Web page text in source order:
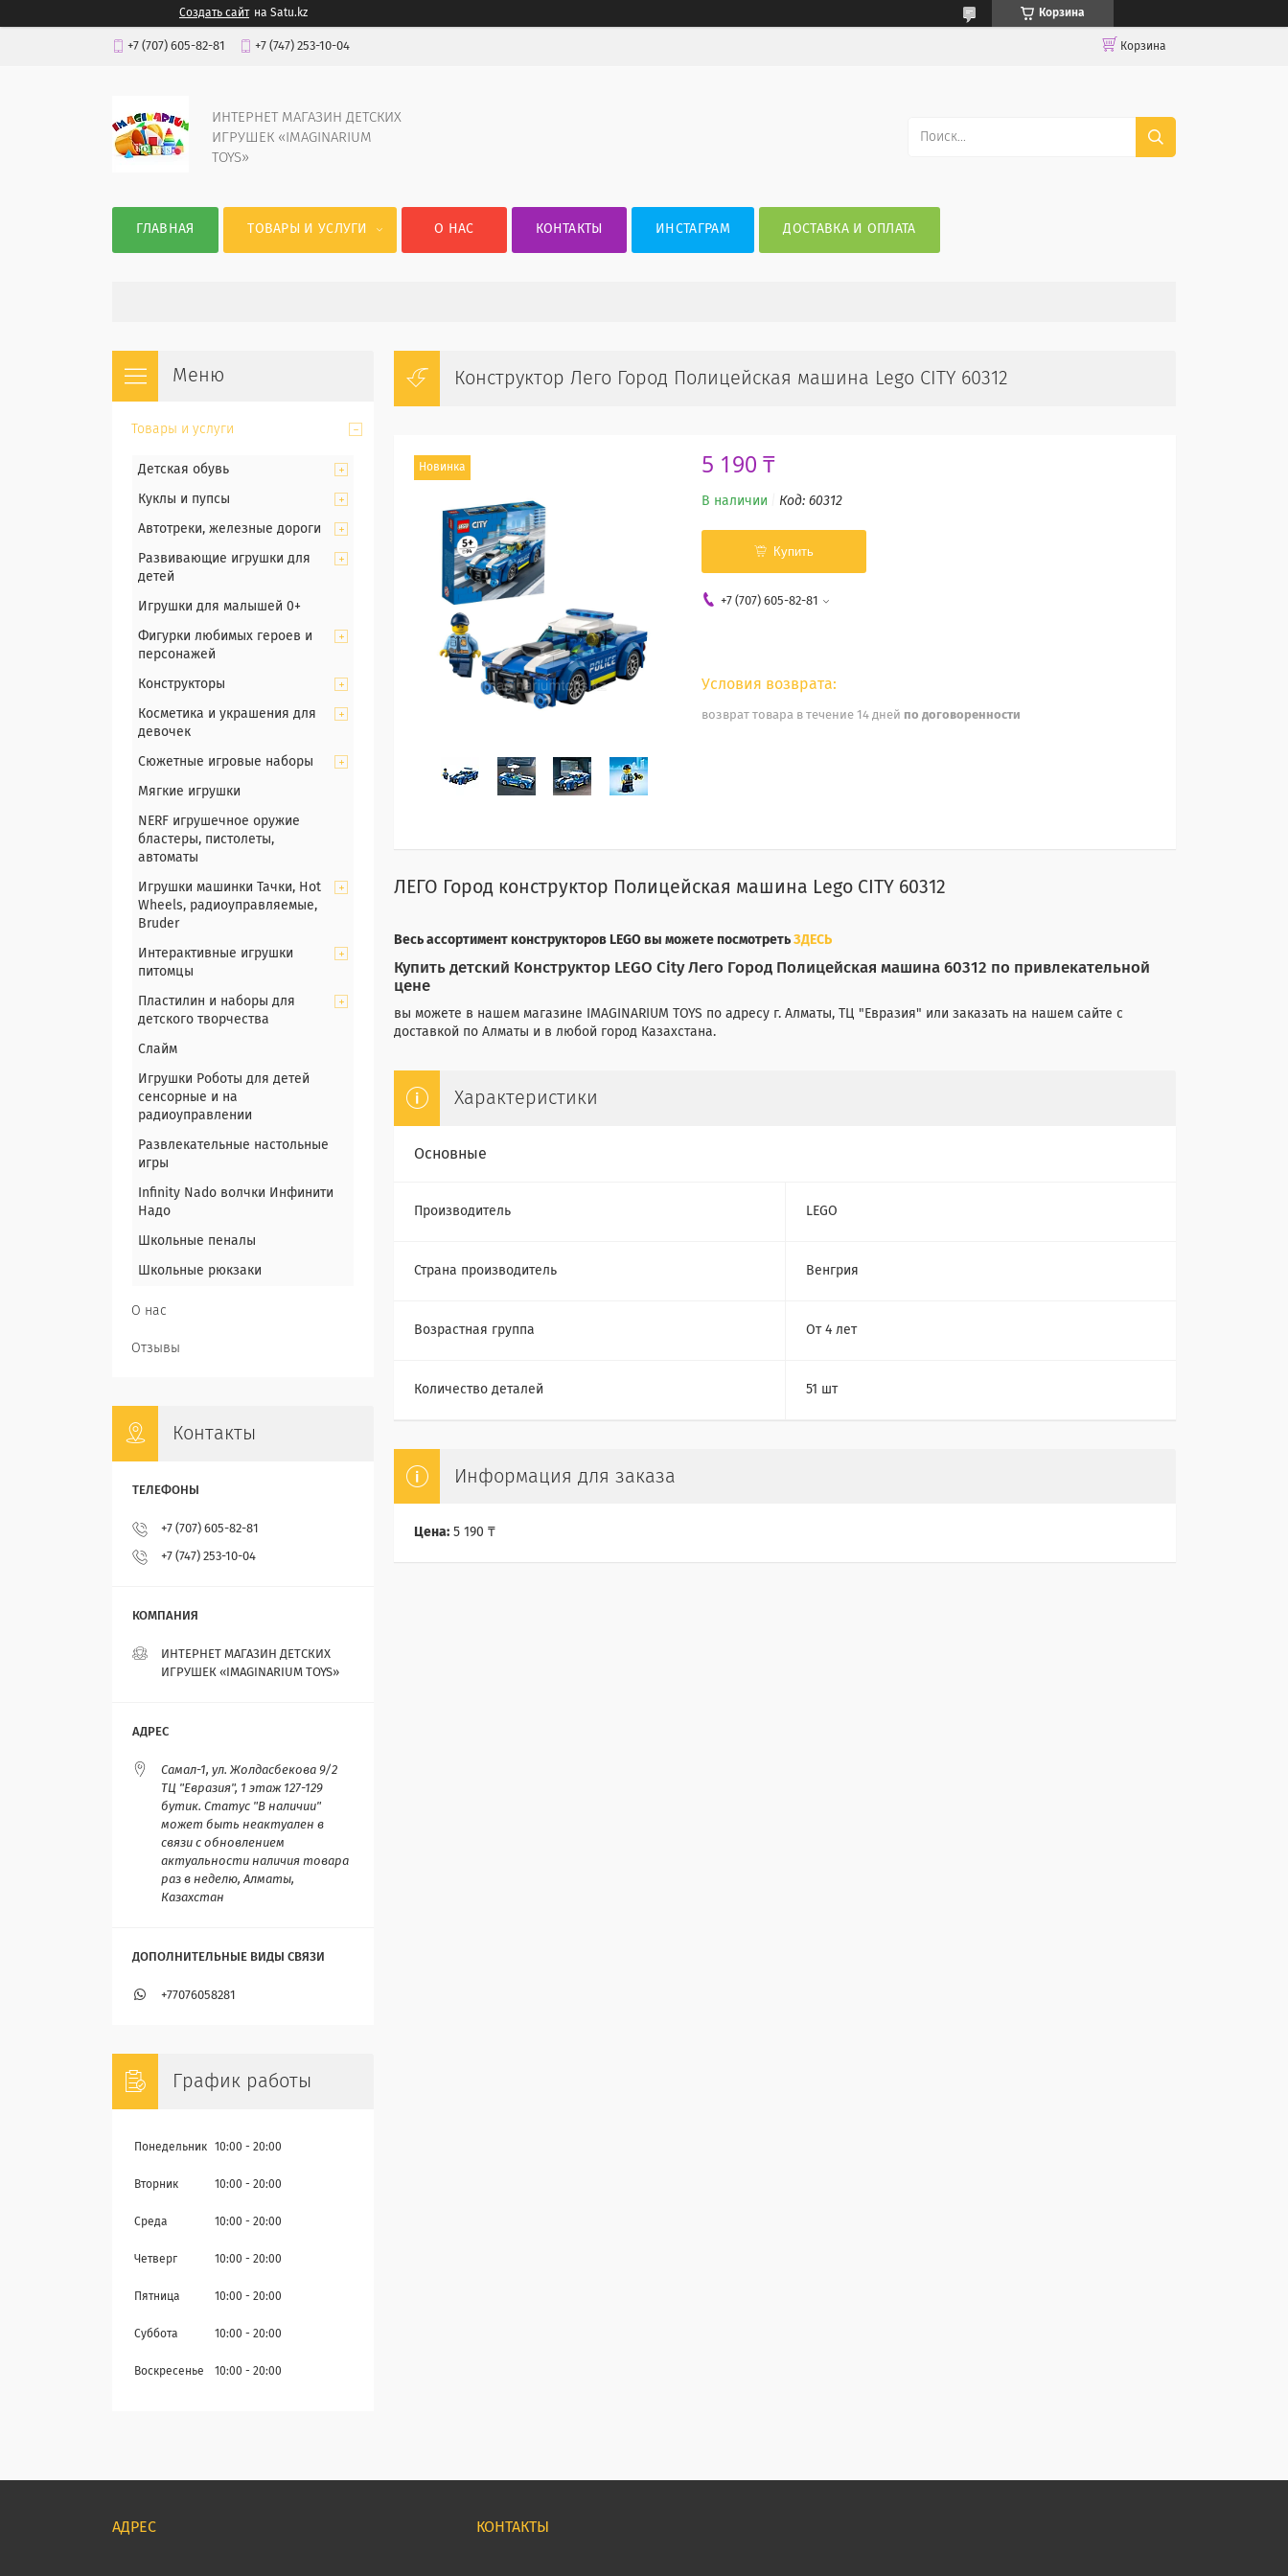
Создать сайт на Satu.kz Корзина
+7 (707) 605-82-81 +7 (747) 253-10-04 Корзина
ИНТЕРНЕТ МАГАЗИН ДЕТСКИХ
ИГРУШЕК «IMAGINARIUM
TOYS»
ГЛАВНАЯ ТОВАРЫ И УСЛУГИ О НАС КОНТАКТЫ ИНСТАГРАМ ДОСТАВКА И ОПЛАТА
Конструктор Лего Город Полицейская машина Lego CITY 60312
Новинка 5 190 ₸
В наличии Код: 60312
Купить
+7 (707) 605-82-81
возврат товара в течение 14 дней по договоренности
ЛЕГО Город конструктор Полицейская машина Lego CITY 60312
Весь ассортимент конструкторов LEGO вы можете посмотреть ЗДЕСЬ
Купить детский Конструктор LEGO City Лего Город Полицейская машина 60312 по привлекательной
цене
вы можете в нашем магазине IMAGINARIUM TOYS по адресу г. Алматы, ТЦ "Евразия" или заказать на нашем сайте с
доставкой по Алматы и в любой город Казахстана.
Характеристики
Основные
Производитель LEGO
Страна производитель Венгрия
Возрастная группа От 4 лет
Количество деталей 51 шт
Информация для заказа
Цена: 5 190 ₸
Товары и услуги
Детская обувь
Куклы и пупсы
Автотреки, железные дороги
Развивающие игрушки для
детей
Игрушки для малышей 0+
Фигурки любимых героев и
персонажей
Конструкторы
Косметика и украшения для
девочек
Сюжетные игровые наборы
Мягкие игрушки
NERF игрушечное оружие
бластеры, пистолеты,
автоматы
Игрушки машинки Тачки, Hot
Wheels, радиоуправляемые,
Bruder
Интерактивные игрушки
питомцы
Пластилин и наборы для
детского творчества
Слайм
Игрушки Роботы для детей
сенсорные и на
радиоуправлении
Развлекательные настольные
игры
Infinity Nado волчки Инфинити
Надо
Школьные пеналы
Школьные рюкзаки
О нас
Отзывы
Контакты
+7 (707) 605-82-81
+7 (747) 253-10-04
ИНТЕРНЕТ МАГАЗИН ДЕТСКИХ
ИГРУШЕК «IMAGINARIUM TOYS»
Самал-1, ул. Жолдасбекова 9/2
ТЦ "Евразия", 1 этаж 127-129
бутик. Статус "В наличии"
может быть неактуален в
связи с обновлением
актуальности наличия товара
раз в неделю, Алматы,
Казахстан
+77076058281
График работы
Понедельник 10:00 20:00
Вторник 10:00 20:00
Среда 10:00 20:00
Четверг 10:00 20:00
Пятница 10:00 20:00
Суббота 10:00 20:00
Воскресенье 10:00 20:00